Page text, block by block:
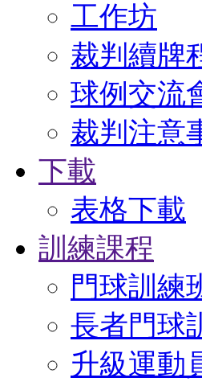
工作坊
裁判續牌
球例交流
裁判注意
下載
表格下載
訓練課程
門球訓練
長者門球
升級運動